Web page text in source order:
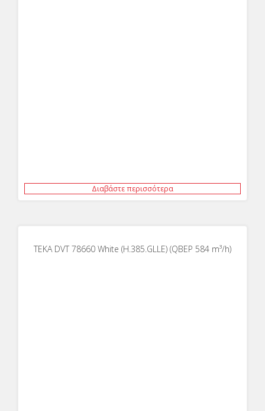
Διαβάστε περισσότερα
TEKA DVT 78660 White (H.385.GLLE) (QBEP 584 m³/h)